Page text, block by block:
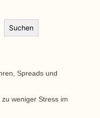
Suchen
Spreads und
weniger Stress im